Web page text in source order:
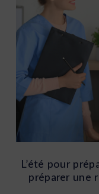
L’été pour
préparer une